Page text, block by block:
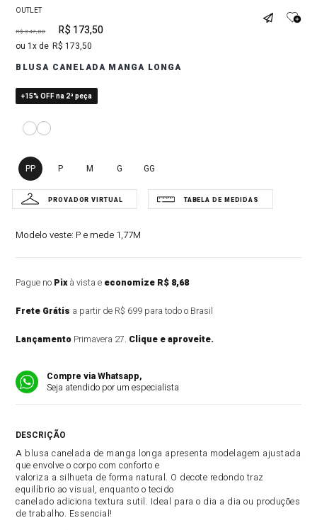
OUTLET
R$ 347,00 R$ 173,50
1 R$ 173,50
BLUSA CANELADA MANGA LONGA
+15% OFF na 2ª peça
PP P M G GG
Modelo veste: P e mede 1,77M
Pague no Pixà vista e economize R$ 8,68
Frete Grátis a partir de R$ 699 para todo o Brasil
Lançamento Primavera 27. Clique e aproveite.
Compre via Whatsapp,
Seja atendido por um especialista
A blusa canelada de manga longa apresenta modelagem ajustada
que envolve o corpo com conforto e
valoriza a silhueta de forma natural. O decote redondo traz
equilíbrio ao visual, enquanto o tecido
canelado adiciona textura sutil. Ideal para o dia a dia ou produções
de trabalho. Essencial!